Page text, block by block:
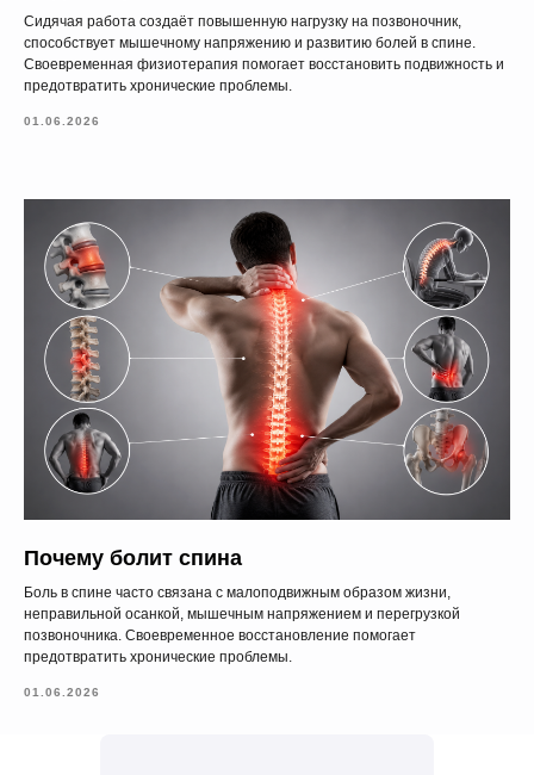
Сидячая работа создаёт повышенную нагрузку на позвоночник,
способствует мышечному напряжению и развитию болей в спине.
Своевременная физиотерапия помогает восстановить подвижность и
предотвратить хронические проблемы.
01.06.2026
Почему болит спина
Боль в спине часто связана с малоподвижным образом жизни,
неправильной осанкой, мышечным напряжением и перегрузкой
позвоночника. Своевременное восстановление помогает
предотвратить хронические проблемы.
01.06.2026